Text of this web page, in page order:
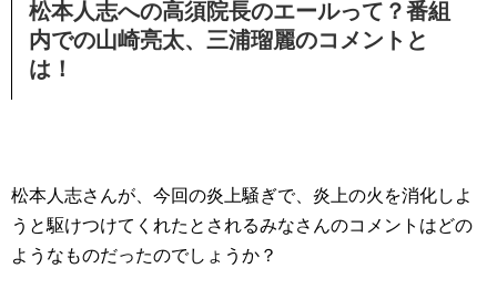
松本人志への高須院長のエールって？番組
内での山崎亮太、三浦瑠麗のコメントと
は！
松本人志さんが、今回の炎上騒ぎで、炎上の火を消化しよ
うと駆けつけてくれたとされるみなさんのコメントはどの
ようなものだったのでしょうか？